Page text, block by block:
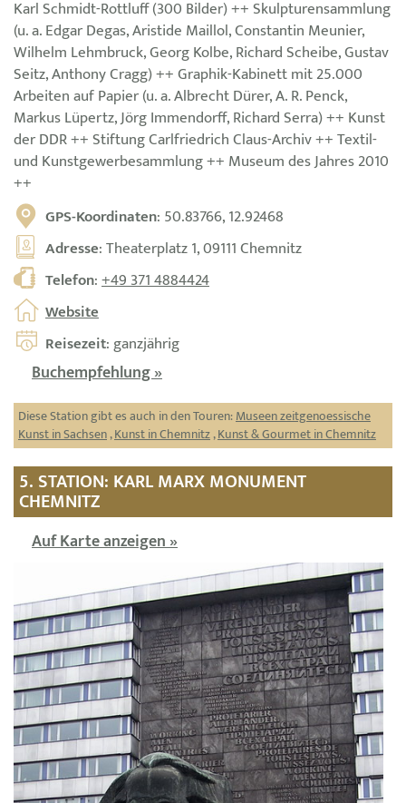
Karl Schmidt-Rottluff (300 Bilder) ++ Skulpturensammlung
(u. a. Edgar Degas, Aristide Maillol, Constantin Meunier,
Wilhelm Lehmbruck, Georg Kolbe, Richard Scheibe, Gustav
Seitz, Anthony Cragg) ++ Graphik-Kabinett mit 25.000
Arbeiten auf Papier (u. a. Albrecht Dürer, A. R. Penck,
Markus Lüpertz, Jörg Immendorff, Richard Serra) ++ Kunst
der DDR ++ Stiftung Carlfriedrich Claus-Archiv ++ Textil-
und Kunstgewerbesammlung ++ Museum des Jahres 2010
++
GPS-Koordinaten: 50.83766, 12.92468
Adresse: Theaterplatz 1, 09111 Chemnitz
Telefon:+49 371 4884424
Website
Reisezeit: ganzjährig
Buchempfehlung »
Diese Station gibt es auch in den Touren:Museen zeitgenoessische
Kunst in Sachsen,Kunst in Chemnitz,Kunst & Gourmet in Chemnitz
5. STATION: KARL MARX MONUMENT
CHEMNITZ
Auf Karte anzeigen »